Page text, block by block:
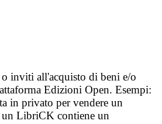
inviti all'acquisto di beni e/o
Edizioni Open. Esempi:
in privato per vendere un
LibriCK contiene un